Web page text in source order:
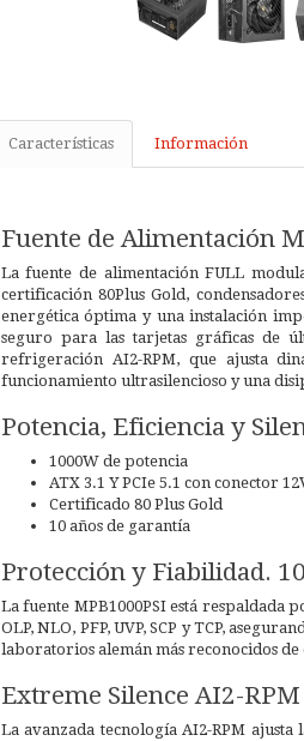
Características Información
Fuente de Alimentación
La fuente de alimentación FULL
certificación 80Plus Gold,
energética óptima y una instalación
seguro para las tarjetas gráficas de
refrigeración AI2-RPM, que ajusta
funcionamiento ultrasilencioso y una
Potencia, Eficiencia y
1000W de potencia
ATX 3.1 Y PCIe 5.1 con conector
Certificado 80 Plus Gold
10 años de garantía
Protección y Fiabilidad.
La fuente MPB1000PSI está respaldada
OLP, NLO, PFP, UVP, SCP y TCP,
laboratorios alemán más reconocidos
Extreme Silence AI2-RPM
La avanzada tecnología AI2-RPM